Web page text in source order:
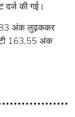
दर्ज की गई।
अंक लुढ़ककर
163.55 अंक